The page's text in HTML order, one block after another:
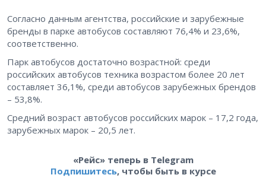
Согласно данным агентства, российские и зарубежные
бренды в парке автобусов составляют 76,4% и 23,6%,
соответственно.
Парк автобусов достаточно возрастной: среди
российских автобусов техника возрастом более 20 лет
составляет 36,1%, среди автобусов зарубежных брендов
– 53,8%.
Средний возраст автобусов российских марок – 17,2 года,
зарубежных марок – 20,5 лет.
«Рейс» теперь в Telegram
Подпишитесь, чтобы быть в курсе